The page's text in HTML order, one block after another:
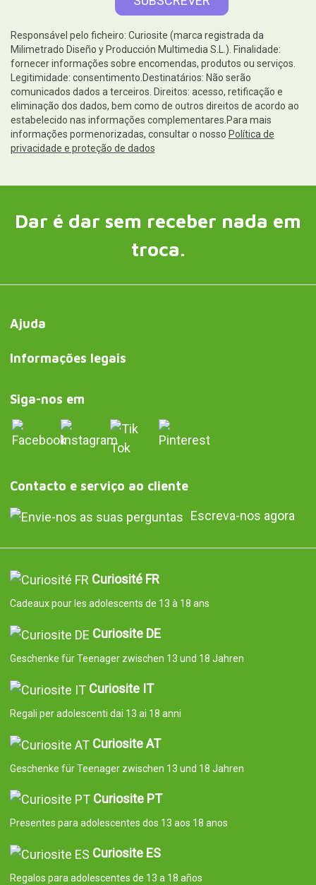
Responsável pelo ficheiro: Curiosite (marca registrada da
Milimetrado Diseño y Producción Multimedia S.L.). Finalidade:
fornecer informações sobre encomendas, produtos ou serviços.
Legitimidade: consentimento.Destinatários: Não serão
comunicados dados a terceiros. Direitos: acesso, retificação e
eliminação dos dados, bem como de outros direitos de acordo ao
estabelecido nas informações complementares.Para mais
informações pormenorizadas, consultar o nosso Política de
privacidade e proteção de dados
Dar é dar sem receber nada em
troca.
Ajuda
Informações legais
Siga-nos em
Contacto e serviço ao cliente
Escreva-nos agora
Curiosité FR
Cadeaux pour les adolescents de 13 à 18 ans
Curiosite DE
Geschenke für Teenager zwischen 13 und 18 Jahren
Curiosite IT
Regali per adolescenti dai 13 ai 18 anni
Curiosite AT
Geschenke für Teenager zwischen 13 und 18 Jahren
Curiosite PT
Presentes para adolescentes dos 13 aos 18 anos
Curiosite ES
Regalos para adolescentes de 13 a 18 años